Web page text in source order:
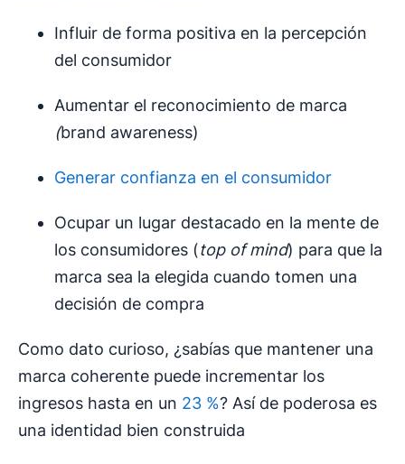
Influir de forma positiva en la percepción
del consumidor
Aumentar el reconocimiento de marca
(brand awareness)
Generar confianza en el consumidor
Ocupar un lugar destacado en la mente de
los consumidores (top of mind) para que la
marca sea la elegida cuando tomen una
decisión de compra
Como dato curioso, ¿sabías que mantener una
marca coherente puede incrementar los
ingresos hasta en un 23 %? Así de poderosa es
una identidad bien construida